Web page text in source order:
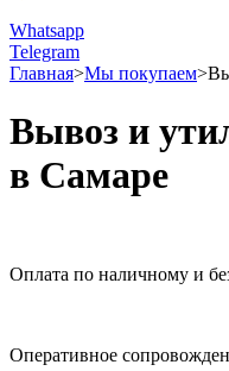
Whatsapp
Telegram
Главная>Мы покупаем>
Вывоз и
в Самаре
Оплата по наличному и
Оперативное